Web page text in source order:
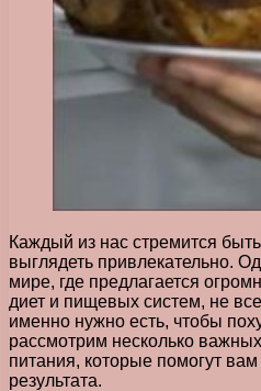
Каждый из нас стремится
выглядеть привлекательно.
мире, где предлагается
диет и пищевых систем, не
именно нужно есть, чтобы
рассмотрим несколько
питания, которые помогут
результата.